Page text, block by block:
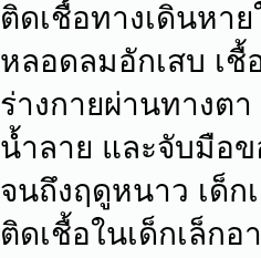
ติดเชื้อทางเดินหา
หลอดลมอักเสบ เชื้
ร่างกายผ่านทางต
น้ำลาย และจับมือ
จนถึงฤดูหนาว เด็ก
ติดเชื้อในเด็กเล็ก